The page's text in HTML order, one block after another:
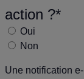
action ?*
Oui
Non
Une notification